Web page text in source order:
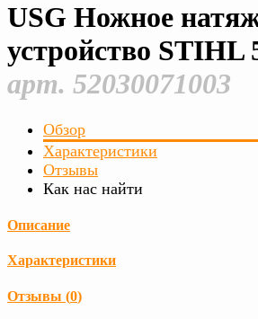
USG Ножное
устройство STIHL
арт. 52030071003
Обзор
Характеристики
Отзывы
Как нас найти
Описание
Характеристики
Отзывы (0)